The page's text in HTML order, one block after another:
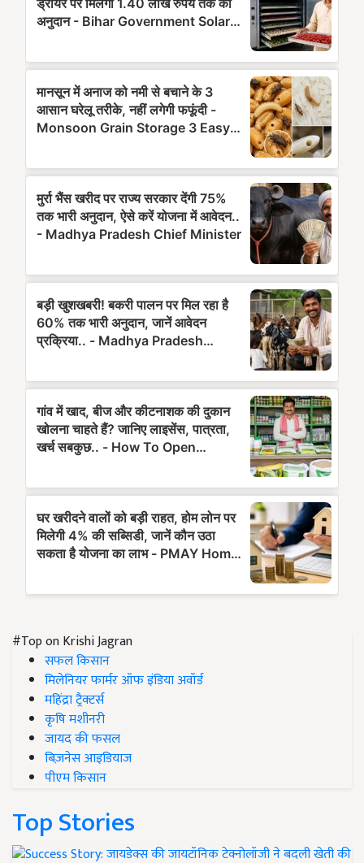
#Top on Krishi Jagran
सफल किसान
मिलेनियर फार्मर ऑफ इंडिया अवॉर्ड
महिंद्रा ट्रैक्टर्स
कृषि मशीनरी
जायद की फसल
बिज़नेस आइडियाज
पीएम किसान
Top Stories